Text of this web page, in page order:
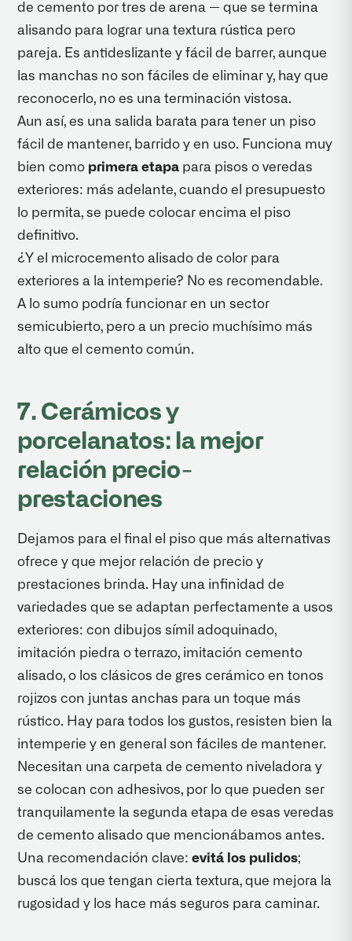
de cemento por tres de arena — que se termina
alisando para lograr una textura rústica pero
pareja. Es antideslizante y fácil de barrer, aunque
las manchas no son fáciles de eliminar y, hay que
reconocerlo, no es una terminación vistosa.
Aun así, es una salida barata para tener un piso
fácil de mantener, barrido y en uso. Funciona muy
bien como primera etapa para pisos o veredas
exteriores: más adelante, cuando el presupuesto
lo permita, se puede colocar encima el piso
definitivo.
¿Y el microcemento alisado de color para
exteriores a la intemperie? No es recomendable.
A lo sumo podría funcionar en un sector
semicubierto, pero a un precio muchísimo más
alto que el cemento común.
7. Cerámicos y
porcelanatos: la mejor
relación precio-
prestaciones
Dejamos para el final el piso que más alternativas
ofrece y que mejor relación de precio y
prestaciones brinda. Hay una infinidad de
variedades que se adaptan perfectamente a usos
exteriores: con dibujos símil adoquinado,
imitación piedra o terrazo, imitación cemento
alisado, o los clásicos de gres cerámico en tonos
rojizos con juntas anchas para un toque más
rústico. Hay para todos los gustos, resisten bien la
intemperie y en general son fáciles de mantener.
Necesitan una carpeta de cemento niveladora y
se colocan con adhesivos, por lo que pueden ser
tranquilamente la segunda etapa de esas veredas
de cemento alisado que mencionábamos antes.
Una recomendación clave:evitá los pulidos;
buscá los que tengan cierta textura, que mejora la
rugosidad y los hace más seguros para caminar.